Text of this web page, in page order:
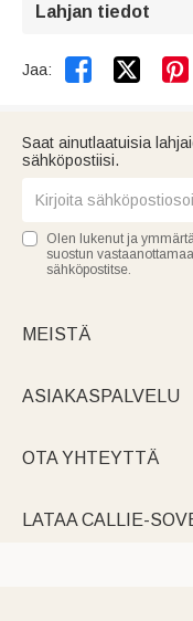
Lahjan tiedot
Jaa:  
Saat ainutlaatuisia
sähköpostiisi.
Olen lukenut ja
suostun
sähköpostitse.
MEISTÄ
ASIAKASPALVELU
OTA YHTEYTTÄ
LATAA CALLIE-